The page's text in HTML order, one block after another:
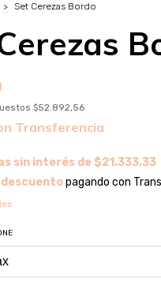
> Set Cerezas Bordo
$52.892,56
Transferencia
sin interés de $21.333,33
descuentopagando con